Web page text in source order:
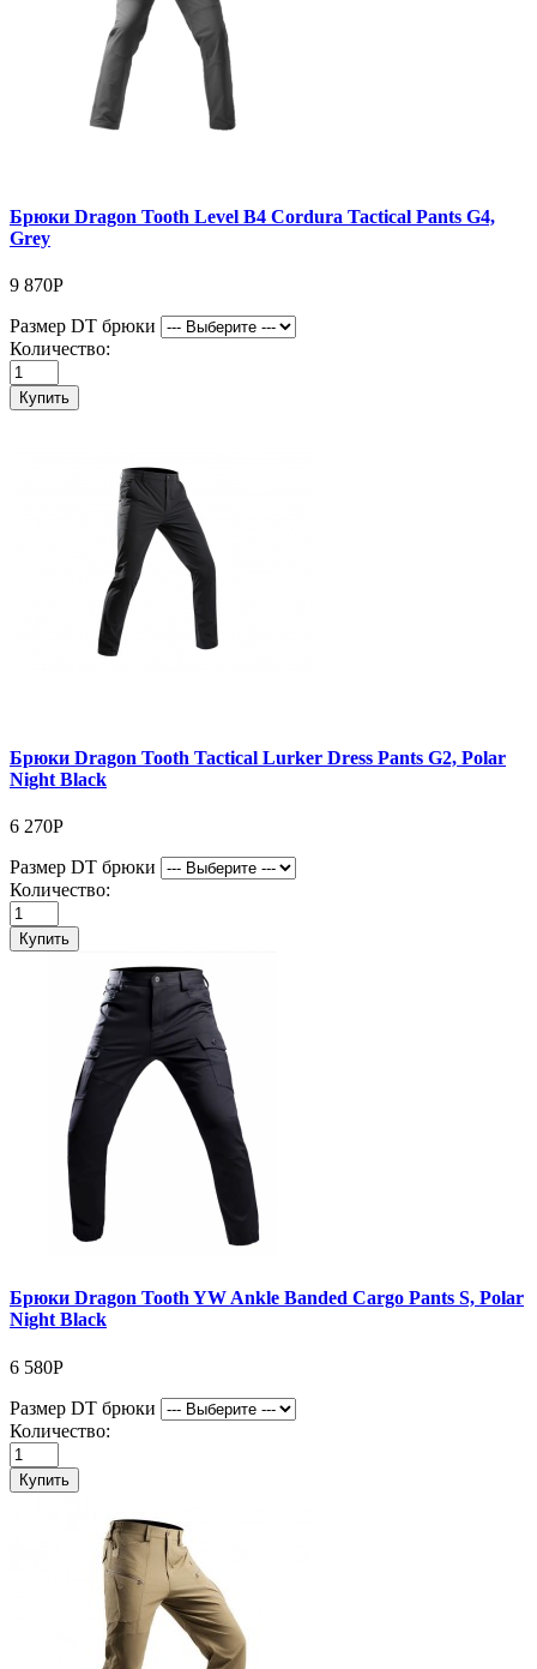
Брюки Dragon Tooth Level B4 Cordura Tactical Pants G4,
Grey
9 870Р
Размер DT брюки
Количество:
Купить
Брюки Dragon Tooth Tactical Lurker Dress Pants G2, Polar
Night Black
6 270Р
Размер DT брюки
Количество:
Купить
Брюки Dragon Tooth YW Ankle Banded Cargo Pants S, Polar
Night Black
6 580Р
Размер DT брюки
Количество:
Купить